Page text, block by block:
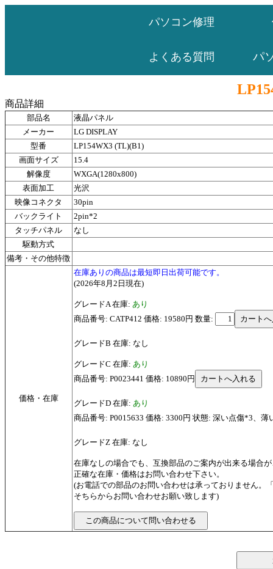
パソコン修理
よくある質問 パ
商品詳細
部品名
液晶パネル
メーカー
LG DISPLAY
型番
LP154WX3 (TL)(B1)
画面サイズ
15.4
解像度
WXGA(1280x800)
表面加工
光沢
映像コネクタ
30pin
バックライト
2pin*2
タッチパネル
なし
駆動方式
備考・その他特徴
価格・在庫
在庫ありの商品は最短即日出荷可能です。
(2026年8月2日現在)
グレードA 在庫: あり
商品番号: CATP412 価格: 19580円 数量:
グレードB 在庫: なし
グレードC 在庫: あり
商品番号: P0023441 価格: 10890円
グレードD 在庫: あり
商品番号: P0015633 価格: 3300円 状態: 深い点傷*3、薄
グレードZ 在庫: なし
在庫なしの場合でも、互換部品のご案内が出来る場合
正確な在庫・価格はお問い合わせ下さい。
(お電話での部品のお問い合わせは承っておりません。
そちらからお問い合わせお願い致します)